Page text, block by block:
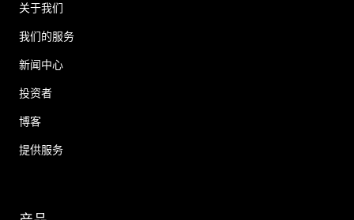
关于我们
我们的服务
新闻中心
投资者
博客
提供服务